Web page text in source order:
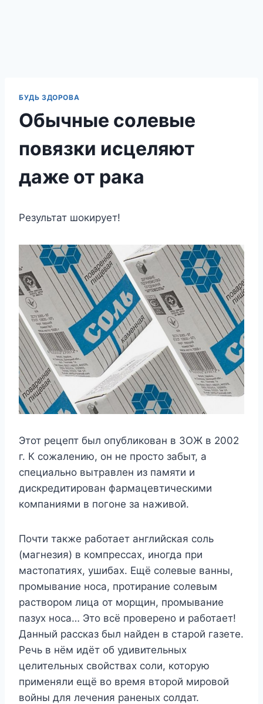
БУДЬ ЗДОРОВА
Обычные солевые
повязки исцеляют
даже от рака
Результат шокирует!
Этот рецепт был опубликован в ЗОЖ в 2002
г. К сожалению, он не просто забыт, а
специально вытравлен из памяти и
дискредитирован фармацевтическими
компаниями в погоне за наживой.
Почти также работает английская соль
(магнезия) в компрессах, иногда при
мастопатиях, ушибах. Ещё солевые ванны,
промывание носа, протирание солевым
раствором лица от морщин, промывание
пазух носа… Это всё проверено и работает!
Данный рассказ был найден в старой газете.
Речь в нём идёт об удивительных
целительных свойствах соли, которую
применяли ещё во время второй мировой
войны для лечения раненых солдат.